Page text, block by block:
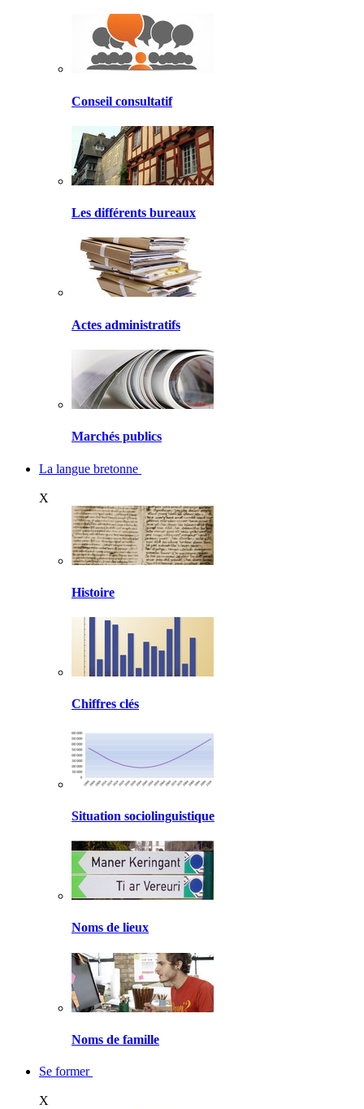
Conseil consultatif
Les différents bureaux
Actes administratifs
Marchés publics
La langue bretonne
X
Histoire
Chiffres clés
Situation sociolinguistique
Noms de lieux
Noms de famille
Se former
X